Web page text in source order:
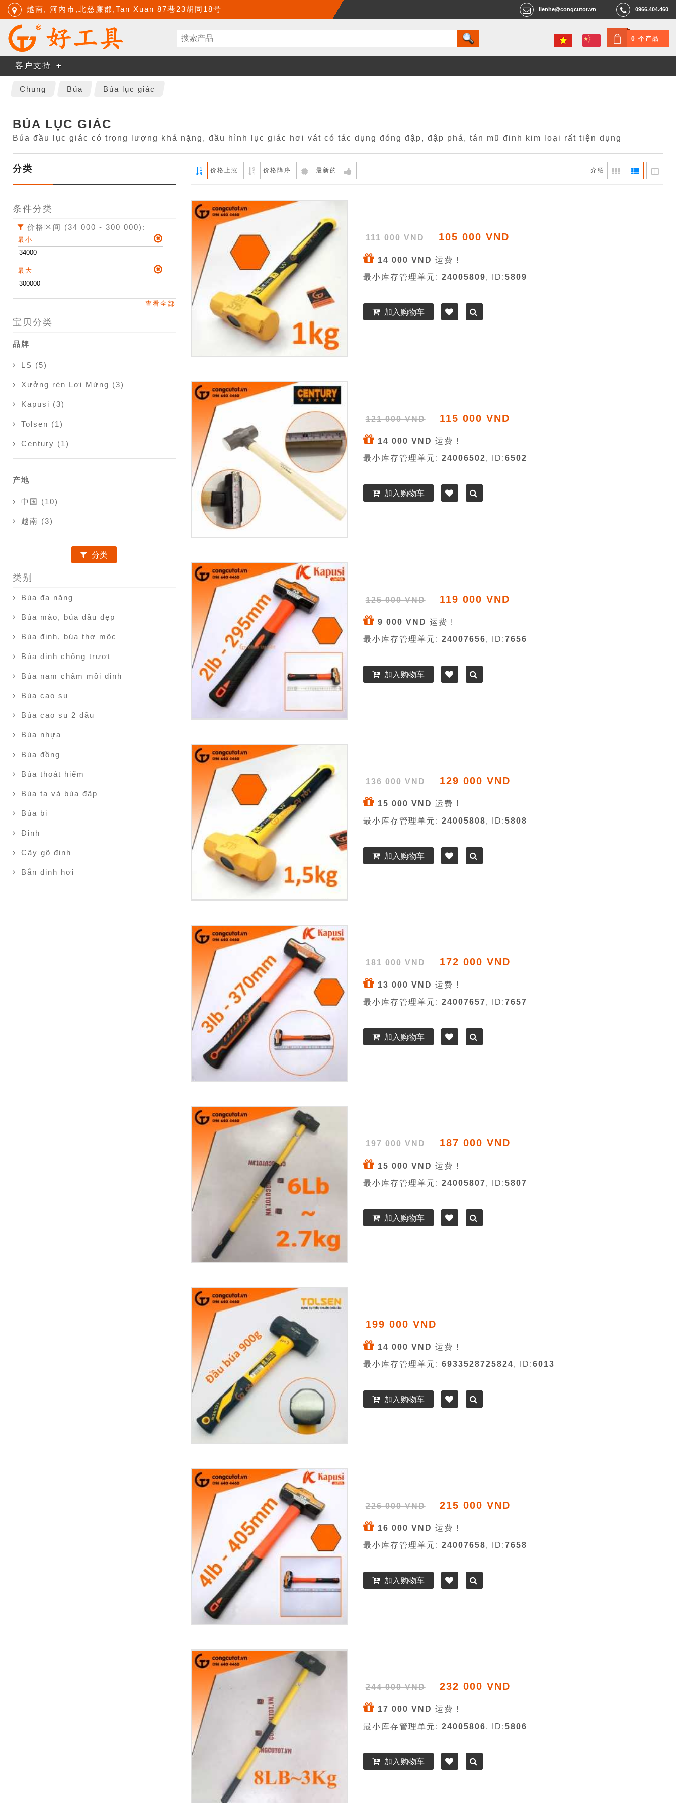
越南, 河內市,北慈廉郡,Tan Xuan 87巷23胡同18号 0966.404.460
lienhe@congcutot.vn
0 个产品
客户支持
Chung Búa Búa lục giác
BÚA LỤC GIÁC
Búa đầu lục giác có trọng lượng khá nặng, đầu hình lục giác hơi vát có tác dụng đóng đập, đập phá, tán mũ đinh kim loại rất tiện dụng
分类
条件分类
价格区间 (34 000 - 300 000):
最小
最大
查看全部
宝贝分类
品牌
LS (5)
Xưởng rèn Lợi Mừng (3)
Kapusi (3)
Tolsen (1)
Century (1)
产地
中国 (10)
越南 (3)
分类
类别
Búa đa năng
Búa mào, búa đầu dẹp
Búa đinh, búa thợ mộc
Búa đinh chống trượt
Búa nam châm mồi đinh
Búa cao su
Búa cao su 2 đầu
Búa nhựa
Búa đồng
Búa thoát hiểm
Búa tạ và búa đập
Búa bi
Đinh
Cây gõ đinh
Bắn đinh hơi
价格上涨 价格降序 最新的 介绍
111 000 VND 105 000 VND
14 000 VND 运费 !
最小库存管理单元: 24005809, ID:5809
加入购物车
121 000 VND 115 000 VND
14 000 VND 运费 !
最小库存管理单元: 24006502, ID:6502
加入购物车
125 000 VND 119 000 VND
9 000 VND 运费 !
最小库存管理单元: 24007656, ID:7656
加入购物车
136 000 VND 129 000 VND
15 000 VND 运费 !
最小库存管理单元: 24005808, ID:5808
加入购物车
181 000 VND 172 000 VND
13 000 VND 运费 !
最小库存管理单元: 24007657, ID:7657
加入购物车
197 000 VND 187 000 VND
15 000 VND 运费 !
最小库存管理单元: 24005807, ID:5807
加入购物车
199 000 VND
14 000 VND 运费 !
最小库存管理单元: 6933528725824, ID:6013
加入购物车
226 000 VND 215 000 VND
16 000 VND 运费 !
最小库存管理单元: 24007658, ID:7658
加入购物车
244 000 VND 232 000 VND
17 000 VND 运费 !
最小库存管理单元: 24005806, ID:5806
加入购物车